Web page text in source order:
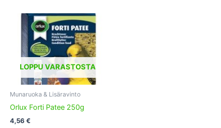
LOPPU VARASTOSTA
Munaruoka & Lisäravinto
Orlux Forti Patee 250g
4,56 €